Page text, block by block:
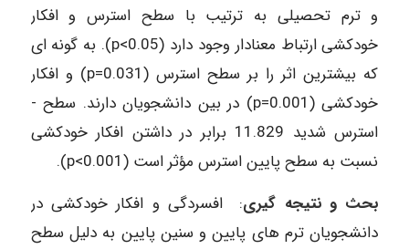
و ترم­ تحصیلی به ­ترتیب با سطح ­استرس ­و ­افکار
خودکشی ارتباط­ معنادار وجود­ دارد (p<0.05). به گونه­ ای
که ­بیشترین اثر را بر سطح­ استرس (p=0.031) و افکار
خودکشی (p=0.001) در بین دانشجویان دارند. سطح ­
استرس­ شدید 11.829 برابر در داشتن افکار خودکشی
نسبت به سطح پایین­ استرس مؤثر است (p<0.001).
بحث و نتیجه­ گیری: افسردگی و افکار خودکشی در
دانشجویان ترم ­های پایین و سنین پایین به دلیل سطح